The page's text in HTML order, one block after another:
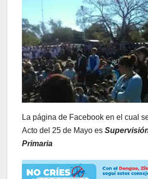
La página de Facebook en el cual
Acto del 25 de Mayo es
Primaria